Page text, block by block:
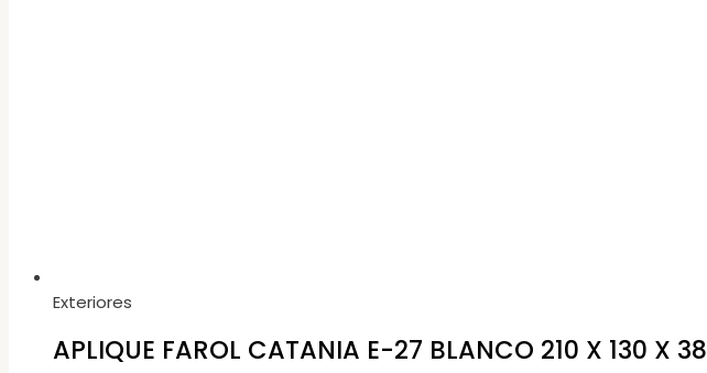
Exteriores
APLIQUE FAROL CATANIA E-27 BLANCO 210 X 130 X